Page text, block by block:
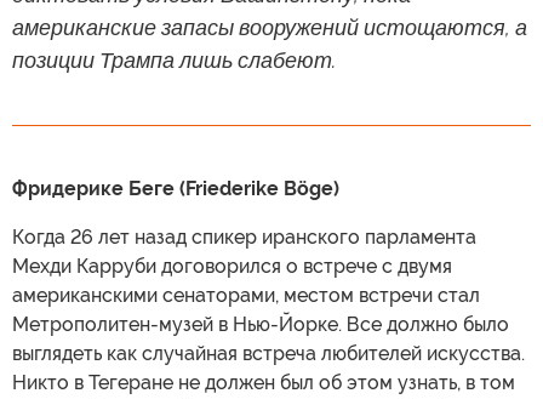
американские запасы вооружений истощаются, а
позиции Трампа лишь слабеют.
Фридерике Беге (Friederike Böge)
Когда 26 лет назад спикер иранского парламента
Мехди Карруби договорился о встрече с двумя
американскими сенаторами, местом встречи стал
Метрополитен-музей в Нью-Йорке. Все должно было
выглядеть как случайная встреча любителей искусства.
Никто в Тегеране не должен был об этом узнать, в том